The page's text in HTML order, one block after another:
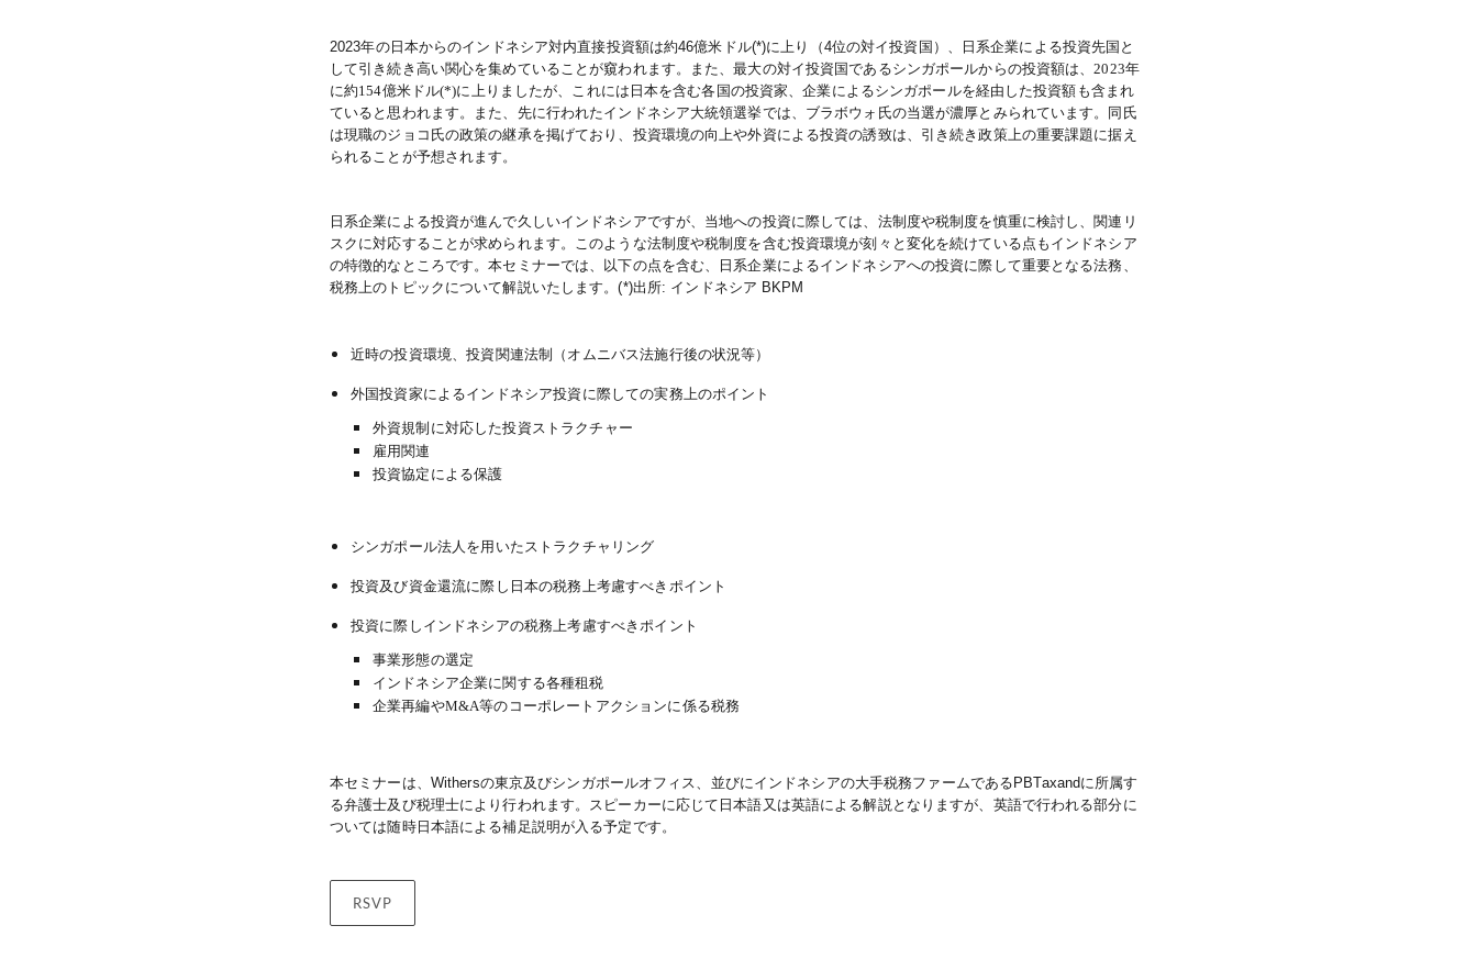
2023年の日本からのインドネシア対内直接投資額は約46億米ドル(*)に上り（4位の対イ投資国）、日系企業による投資先国と
して引き続き高い関心を集めていることが窺われます。
また、最大の対イ投資国であるシンガポールからの投資額は、2023年
に約154億米ドル(*)に上りましたが、これには日本を含む各国の投資家、企業によるシンガポールを経由した投資額も含まれ
ていると思われます。また、先に行われたインドネシア大統領選挙では、ブラボウォ氏の当選が濃厚とみられています。同氏
は現職のジョコ氏の政策の継承を掲げており、投資環境の向上や外資による投資の誘致は、引き続き政策上の重要課題に据え
られることが予想されます。
日系企業による投資が進んで久しいインドネシアですが、当地への投資に際しては、法制度や税制度を慎重に検討し、関連リ
スクに対応することが求められます。このような法制度や税制度を含む投資環境が刻々と変化を続けている点もインドネシア
の特徴的なところです。本セミナーでは、以下の点を含む、日系企業によるインドネシアへの投資に際して重要となる法務、
税務上のトピックについて解説いたします。(*)出所: インドネシア BKPM
近時の投資環境、投資関連法制（オムニバス法施行後の状況等）
外国投資家によるインドネシア投資に際しての実務上のポイント
外資規制に対応した投資ストラクチャー
雇用関連
投資協定による保護
シンガポール法人を用いたストラクチャリング
投資及び資金還流に際し日本の税務上考慮すべきポイント
投資に際しインドネシアの税務上考慮すべきポイント
事業形態の選定
インドネシア企業に関する各種租税
企業再編やM&A等のコーポレートアクションに係る税務
本セミナーは、 Withersの東京及びシンガポールオフィス、並びにインドネシアの大手税務ファームである PBTaxandに所属す
る弁護士及び税理士により行われます。スピーカーに応じて日本語又は英語による解説となりますが、英語で行われる部分に
ついては随時日本語による補足説明が入る予定です。
RSVP